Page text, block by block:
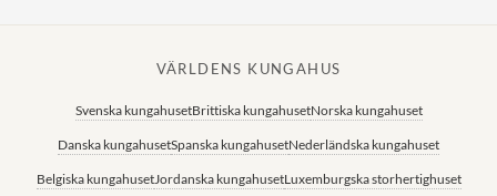
VÄRLDENS KUNGAHUS
Svenska kungahusetBrittiska kungahusetNorska kungahuset
Danska kungahusetSpanska kungahusetNederländska kungahuset
Belgiska kungahusetJordanska kungahusetLuxemburgska storhertighuset